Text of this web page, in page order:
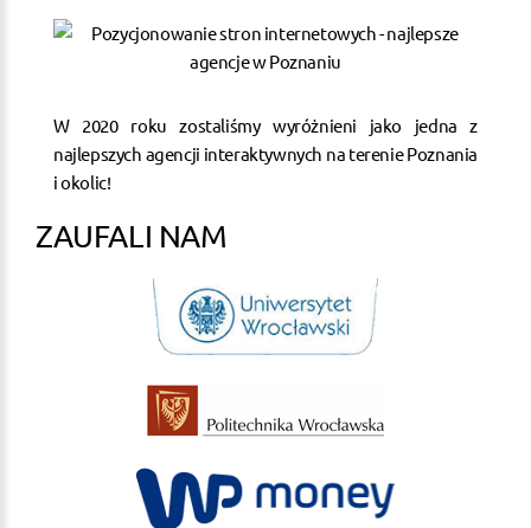
W 2020 roku zostaliśmy wyróżnieni jako jedna z
najlepszych agencji interaktywnych na terenie Poznania
i okolic!
ZAUFALI NAM